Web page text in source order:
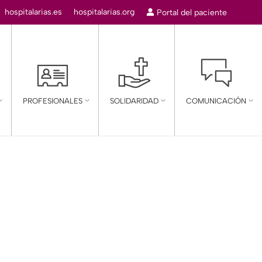
hospitalarias.es hospitalarias.org Portal del paciente
PROFESIONALES SOLIDARIDAD COMUNICACIÓN